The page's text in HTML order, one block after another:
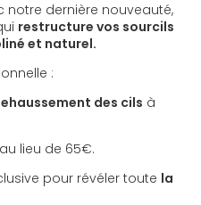
notre dernière nouveauté,
restructure vos sourcils
et naturel.
:
des cils à
lieu de 65€.
pour révéler toute la